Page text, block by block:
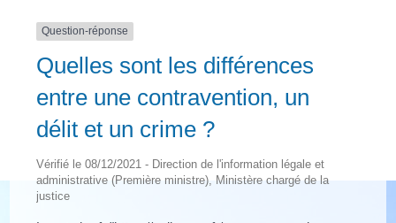
Question-réponse
Quelles sont les différences
entre une contravention, un
délit et un crime ?
Vérifié le 08/12/2021 - Direction de l'information légale et
administrative (Première ministre), Ministère chargé de la
justice